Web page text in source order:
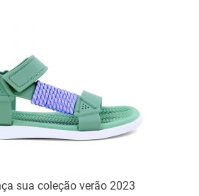
sua coleção verão 2023